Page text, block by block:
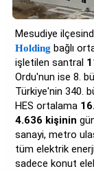
Mesudiye
Holding bağlı
işletilen santral
Ordu'nun ise 8.
Türkiye'nin 340.
HES ortalama
4.636 kişinin
sanayi, metro
tüm elektrik
sadece konut